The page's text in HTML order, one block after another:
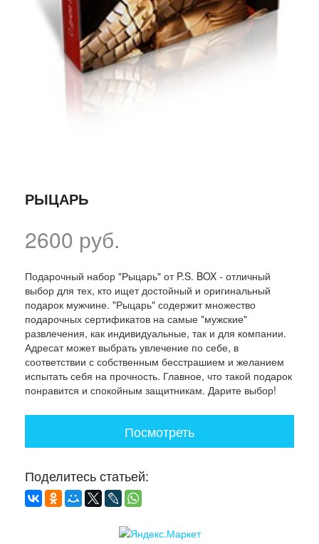
РЫЦАРЬ
2600 руб.
Подарочный набор "Рыцарь" от P.S. BOX - отличный
выбор для тех, кто ищет достойный и оригинальный
подарок мужчине. "Рыцарь" содержит множество
подарочных сертификатов на самые "мужские"
развлечения, как индивидуальные, так и для компании.
Адресат может выбрать увлечение по себе, в
соответствии с собственным бесстрашием и желанием
испытать себя на прочность. Главное, что такой подарок
понравится и спокойным защитникам. Дарите выбор!
Посмотреть
Поделитесь статьей: